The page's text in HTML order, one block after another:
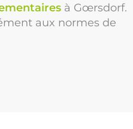
à Gœrsdorf.
aux normes de